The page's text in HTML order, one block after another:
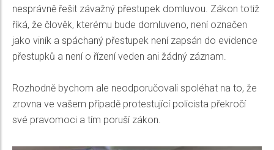
nesprávně řešit závažný přestupek domluvou. Zákon totiž
říká, že člověk, kterému bude domluveno, není označen
jako viník a spáchaný přestupek není zapsán do evidence
přestupků a není o řízení veden ani žádný záznam.
Rozhodně bychom ale neodporučovali spoléhat na to, že
zrovna ve vašem případě protestující policista překročí
své pravomoci a tím poruší zákon.